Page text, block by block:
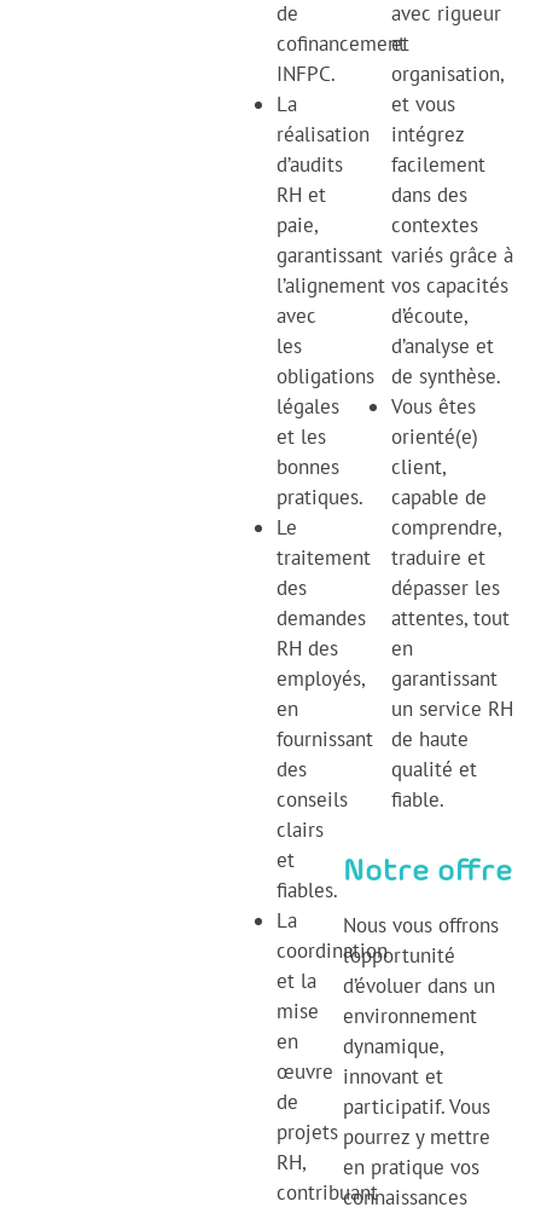
de
cofinancement
INFPC.
La
réalisation
d’audits
RH et
paie,
garantissant
l’alignement
avec
les
obligations
légales
et les
bonnes
pratiques.
Le
traitement
des
demandes
RH des
employés,
en
fournissant
des
conseils
clairs
et
fiables.
La
coordination
et la
mise
en
œuvre
de
projets
RH,
contribuant
avec rigueur
et
organisation,
et vous
intégrez
facilement
dans des
contextes
variés grâce à
vos capacités
d’écoute,
d’analyse et
de synthèse.
Vous êtes
orienté(e)
client,
capable de
comprendre,
traduire et
dépasser les
attentes, tout
en
garantissant
un service RH
de haute
qualité et
fiable.
Notre offre
Nous vous offrons
l’opportunité
d’évoluer dans un
environnement
dynamique,
innovant et
participatif. Vous
pourrez y mettre
en pratique vos
connaissances